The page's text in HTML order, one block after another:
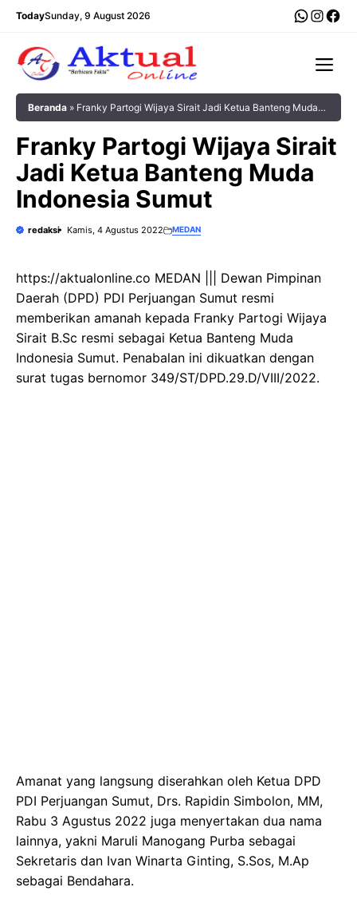
Langsung
TodaySunday, 9 August 2026
Beranda » Franky Partogi Wijaya Sirait Jadi Ketua Banteng Muda
Franky Partogi Wijaya Sirait
Jadi Ketua Banteng Muda
Indonesia Sumut
redaksi Kamis, 4 Agustus 2022 MEDAN
https://aktualonline.co MEDAN ||| Dewan Pimpinan
Daerah (DPD) PDI Perjuangan Sumut resmi
memberikan amanah kepada Franky Partogi Wijaya
Sirait B.Sc resmi sebagai Ketua Banteng Muda
Indonesia Sumut. Penabalan ini dikuatkan dengan
surat tugas bernomor 349/ST/DPD.29.D/VIII/2022.
Amanat yang langsung diserahkan oleh Ketua DPD
PDI Perjuangan Sumut, Drs. Rapidin Simbolon, MM,
Rabu 3 Agustus 2022 juga menyertakan dua nama
lainnya, yakni Maruli Manogang Purba sebagai
Sekretaris dan Ivan Winarta Ginting, S.Sos, M.Ap
sebagai Bendahara.